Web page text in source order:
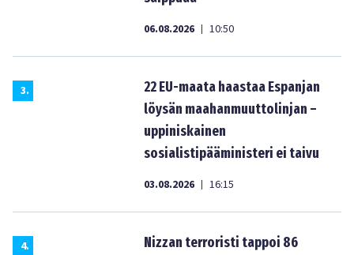
06.08.2026 | 10:50
3.
22 EU-maata haastaa Espanjan
löysän maahanmuuttolinjan –
uppiniskainen
sosialistipääministeri ei taivu
03.08.2026 | 16:15
4.
Nizzan terroristi tappoi 86